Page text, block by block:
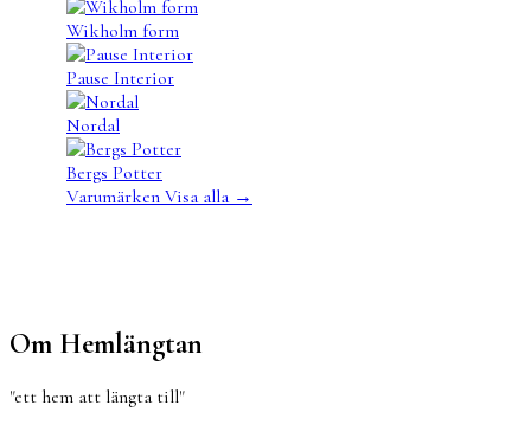
Wikholm form
Pause Interior
Nordal
Bergs Potter
Varumärken Visa alla →
Om Hemlängtan
"ett hem att längta till"